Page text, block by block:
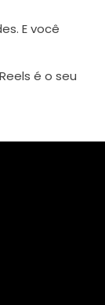
E você
é o seu